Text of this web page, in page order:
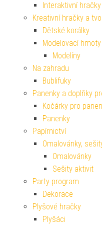
Interaktivní hračky
Kreativní hračky a
Dětské korálky
Modelovací hmoty
Modelíny
Na zahradu
Bublifuky
Panenky a doplňky
Kočárky pro
Panenky
Papírnictví
Omalovánky,
Omalovánky
Sešity aktivit
Party program
Dekorace
Plyšové hračky
Plyšáci